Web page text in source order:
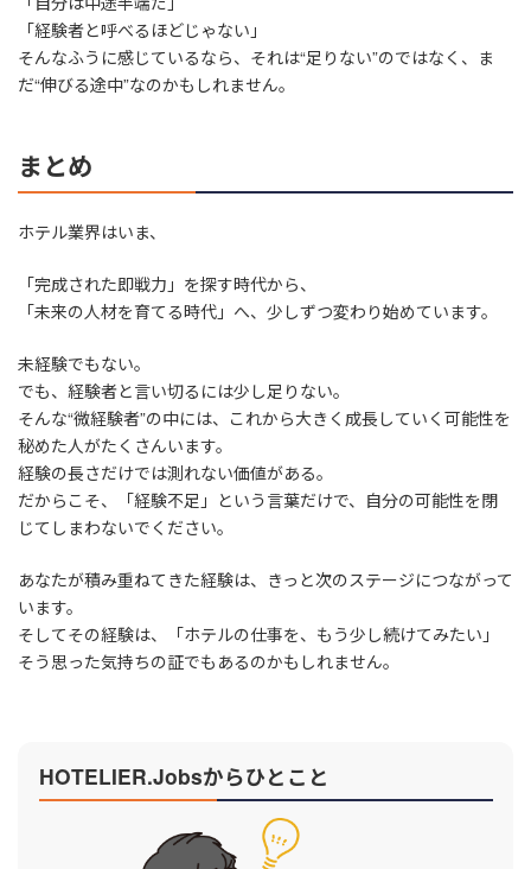
「経験者と呼べるほどじゃない」
そんなふうに感じているなら、それは“足りない”のではなく、ま
だ“伸びる途中”なのかもしれません。
まとめ
ホテル業界はいま、
「完成された即戦力」を探す時代から、
「未来の人材を育てる時代」へ、少しずつ変わり始めています。
未経験でもない。
でも、経験者と言い切るには少し足りない。
そんな“微経験者”の中には、これから大きく成長していく可能性を
秘めた人がたくさんいます。
経験の長さだけでは測れない価値がある。
だからこそ、「経験不足」という言葉だけで、自分の可能性を閉
じてしまわないでください。
あなたが積み重ねてきた経験は、きっと次のステージにつながって
います。
そしてその経験は、「ホテルの仕事を、もう少し続けてみたい」
そう思った気持ちの証でもあるのかもしれません。
HOTELIER.Jobsからひとこと